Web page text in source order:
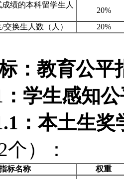
绩的本科留学生人
20%
换生人数（人） 20%
：教育公平
：学生感知
：本土生
个）：
标名称
权重